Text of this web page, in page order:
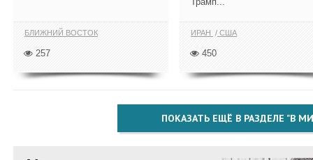
БЛИЖНИЙ ВОСТОК
257
ИРАН США
450
ПОКАЗАТЬ ЕЩЁ В РАЗДЕЛЕ "В